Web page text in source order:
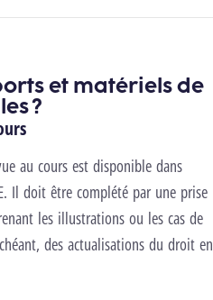
et matériels de
?
au cours est disponible dans
Il doit être complété par une prise
les illustrations ou les cas de
des actualisations du droit en